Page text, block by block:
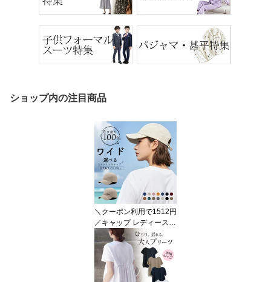
ショップ内の注目商品
＼クーポン利用で1512円
／キャップ レディース
帽子 深め uvカット 遮光
100 ハット 大きいサイズ
完全遮光 日よけ 紫外線
対策 つば広 uv 紫外線 カ
ット 夏 春 秋 冬 おしゃれ